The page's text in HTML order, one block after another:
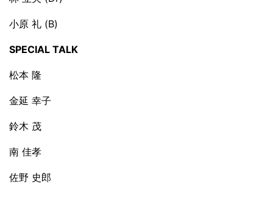
小原 礼 (B)
SPECIAL TALK
松本 隆
金延 幸子
鈴木 茂
南 佳孝
佐野 史郎